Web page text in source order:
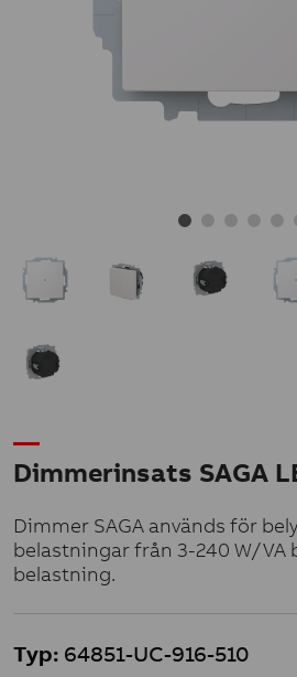
Dimmerinsats SAGA
Dimmer SAGA används för
belastningar från 3-240 W/VA
belastning.
Typ: 64851-UC-916-510